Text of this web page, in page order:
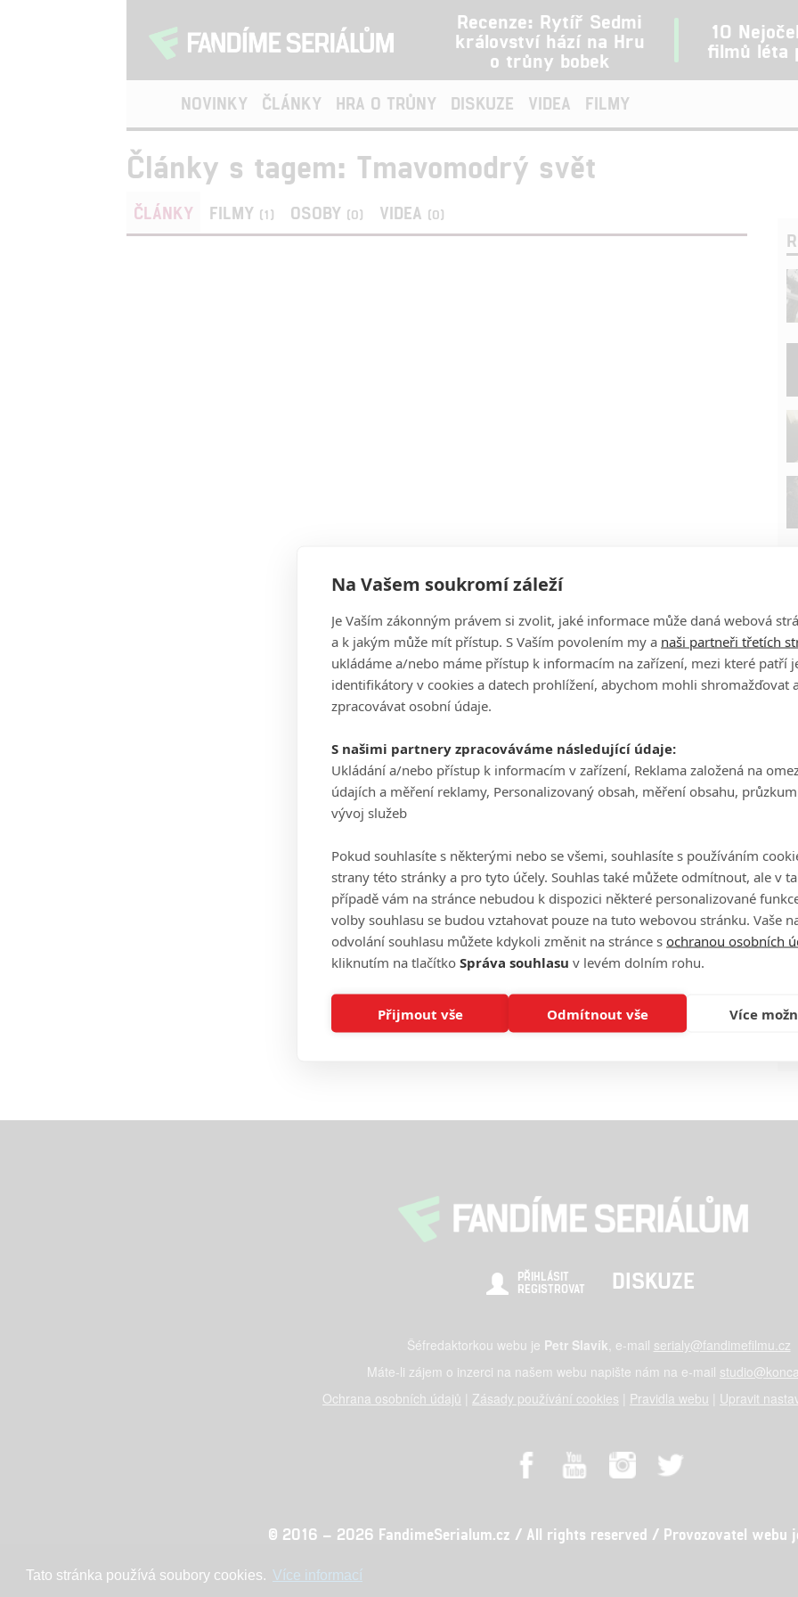
Tato stránka používá soubory cookies. Více informací
Recenze: Rytíř Sedmi
království hází na Hru
o trůny bobek
10
filmů léta
NOVINKY ČLÁNKY HRA O TRŮNY DISKUZE VIDEA FILMY
Články s tagem: Tmavomodrý svět
ČLÁNKY FILMY (1) OSOBY (0) VIDEA (0)
PŘIHLÁSIT
REGISTROVAT
DISKUZE
Šéfredaktorkou webu je Petr Slavík, e-mail serialy@fandimefilmu.cz
Máte-li zájem o inzerci na našem webu napište nám na e-mail
Ochrana osobních údajů
Zásady používání cookies Pravidla webu Upravit
© 2016 – 2026 FandimeSerialum.cz / All rights reserved / Provozovatel webu
Na Vašem soukromí záleží
Je Vaším zákonným právem si zvolit, jaké informace může daná webová
a k jakým může mít přístup. S Vaším povolením my a naši partneři třetích
ukládáme a/nebo máme přístup k informacím na zařízení, mezi které patří
identifikátory v cookies a datech prohlížení, abychom mohli shromažďovat
zpracovávat osobní údaje.
S našimi partnery zpracováváme následující údaje:
Ukládání a/nebo přístup k informacím v zařízení, Reklama založená na
údajích a měření reklamy, Personalizovaný obsah, měření obsahu,
vývoj služeb
Pokud souhlasíte s některými nebo se všemi, souhlasíte s používáním
strany této stránky a pro tyto účely. Souhlas také můžete odmítnout, ale v
případě vám na stránce nebudou k dispozici některé personalizované
volby souhlasu se budou vztahovat pouze na tuto webovou stránku. Vaše
odvolání souhlasu můžete kdykoli změnit na stránce s ochranou osobních
kliknutím na tlačítko Správa souhlasu v levém dolním rohu.
Přijmout vše Odmítnout vše Více